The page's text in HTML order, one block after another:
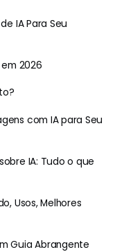
IA Para Seu
2026
com IA para Seu
IA: Tudo o que
Usos, Melhores
Guia Abrangente